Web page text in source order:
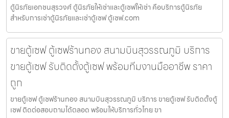
ตู้นิรภัยเอกชนสุรวงศ์ ตู้นิรภัยให้เช่าและตู้เซฟให้เช่า คือบริการตู้นิรภัย
สำหรับการเช่าตู้นิรภัยและเช่าตู้เซฟ ตู้เซฟ.com
ขายตู้เซฟ ตู้เซฟร้านทอง สนามบินสุวรรณภูมิ บริการ
ขายตู้เซฟ รับติดตั้งตู้เซฟ พร้อมทีมงานมืออาชีพ ราคา
ถูก
ขายตู้เซฟ ตู้เซฟร้านทอง สนามบินสุวรรณภูมิ บริการ ขายตู้เซฟ รับติดตั้งตู้
เซฟ ติดต่อสอบถามได้ตลอด พร้อมให้บริการทั่วไทย ขา